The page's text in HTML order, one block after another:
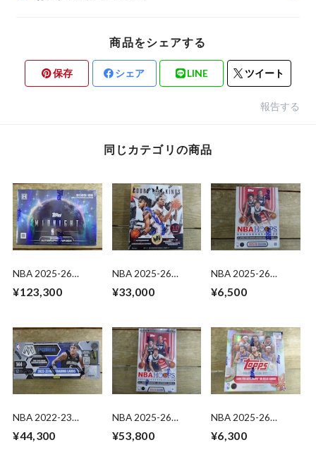
商品をシェアする
保存 シェア LINE ツイート
報告する
同じカテゴリの商品
NBA 2025-26
HOBBY 未開封 BOX
¥123,300
NBA 2025-26
KINGS HOBBY 未開
¥33,000
NBA 2025-26
VALUE BOX 未開封
¥6,500
NBA 2022-23
FAST BREAK 未開封
¥44,300
NBA 2025-26
HOBBY 未開封
¥53,800
NBA 2025-26
MEGA BOX 未開封
¥6,300